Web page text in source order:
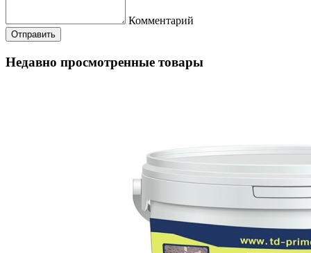
Комментарий
Недавно просмотренные товары